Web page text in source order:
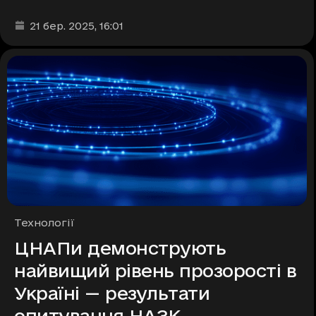
Дата та час публікації
21 бер. 2025, 16:01
Рубрики
Технології
ЦНАПи демонструють
найвищий рівень прозорості в
Україні — результати